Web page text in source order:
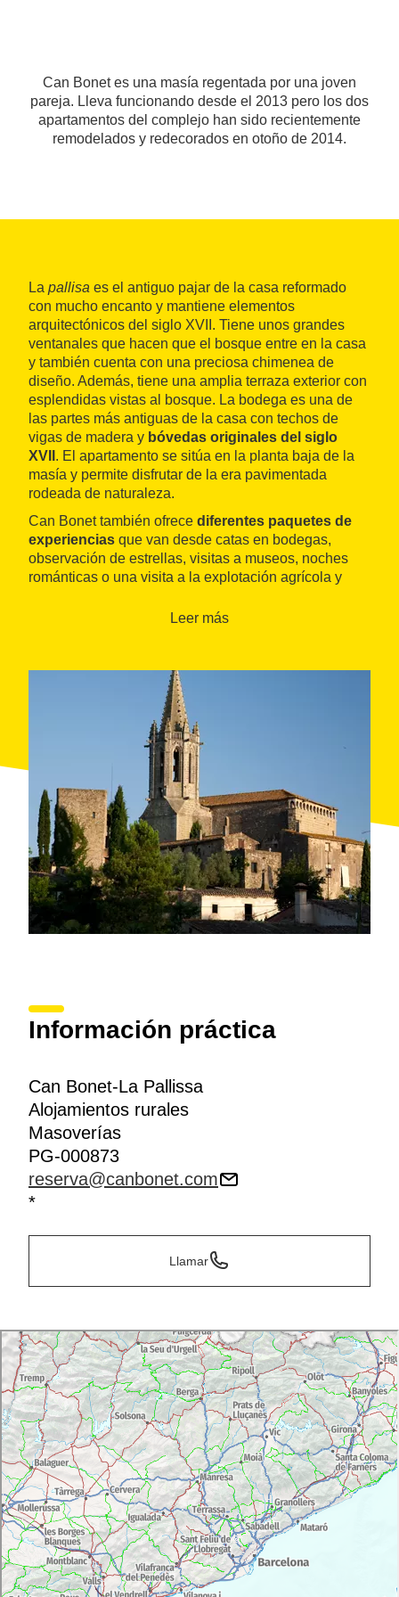
Can Bonet es una masía regentada por una joven
pareja. Lleva funcionando desde el 2013 pero los dos
apartamentos del complejo han sido recientemente
remodelados y redecorados en otoño de 2014.
La pallisa es el antiguo pajar de la casa reformado
con mucho encanto y mantiene elementos
arquitectónicos del siglo XVII. Tiene unos grandes
ventanales que hacen que el bosque entre en la casa
y también cuenta con una preciosa chimenea de
diseño. Además, tiene una amplia terraza exterior con
esplendidas vistas al bosque. La bodega es una de
las partes más antiguas de la casa con techos de
vigas de madera y bóvedas originales del siglo
XVII . El apartamento se sitúa en la planta baja de la
masía y permite disfrutar de la era pavimentada
rodeada de naturaleza.
Can Bonet también ofrece diferentes paquetes de
experiencias que van desde catas en bodegas,
observación de estrellas, visitas a museos, noches
románticas o una visita a la explotación agrícola y
Leer más
Información práctica
Can Bonet-La Pallissa
Alojamientos rurales
Masoverías
PG-000873
reserva@canbonet.com
*
Llamar